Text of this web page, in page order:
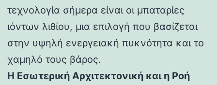
τεχνολογία σήμερα είναι οι μπαταρίες
ιόντων λιθίου, μια επιλογή που βασίζεται
στην υψηλή ενεργειακή πυκνότητα και το
χαμηλό τους βάρος.
Η Εσωτερική Αρχιτεκτονική και η Ροή